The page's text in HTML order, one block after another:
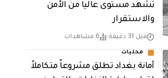
تشهد مستوى عالياً من الأمن
والاستقرار
قبل 31 دقيقة 6 مشاهدات
محليات
أمانة بغداد تطلق مشروعاً متكاملاً